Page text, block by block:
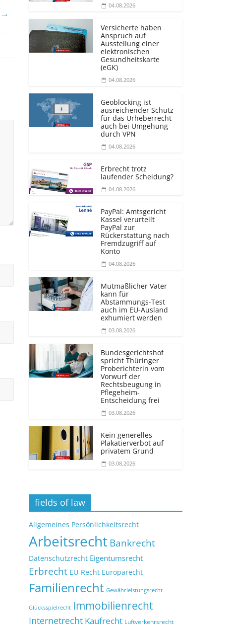
→
04.08.2026
Versicherte haben
Anspruch auf
Ausstellung einer
elektronischen
Gesundheitskarte
(eGK)
04.08.2026
Geoblocking ist
ausreichender Schutz
für das Urheberrecht
auch bei Umgehung
durch VPN
04.08.2026
Erbrecht trotz
laufender Scheidung?
04.08.2026
PayPal: Amtsgericht
Kassel verurteilt
PayPal zur
Rückerstattung nach
Fremdzugriff auf
Konto
04.08.2026
Mutmaßlicher Vater
kann für
Abstammungs-Test
auch im EU-Ausland
exhumiert werden
03.08.2026
Bundesgerichtshof
spricht Thüringer
Proberichterin vom
Vorwurf der
Rechtsbeugung in
Pflegeheim-
Entscheidung frei
03.08.2026
Kein generelles
Plakatierverbot auf
privatem Grund
03.08.2026
fields of law
Allgemeines Persönlichkeitsrecht
ArbeitsrechtBankrecht
Datenschutzrecht Eigentumsrecht
Erbrecht EU-Recht Europarecht
Familienrecht Gewährleistungsrecht
Glücksspielrecht Immobilienrecht
Internetrecht Kaufrecht Luftverkehrsrecht